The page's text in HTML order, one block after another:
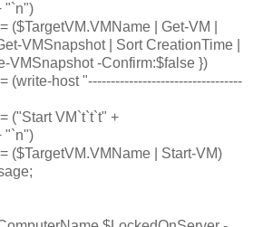
"`n")
($TargetVM.VMName | Get-VM |
VMSnapshot | Sort CreationTime |
VMSnapshot -Confirm:$false })
(write-host "----------------------------------
("Start VM`t`t`t" +
"`n")
($TargetVM.VMName | Start-VM)